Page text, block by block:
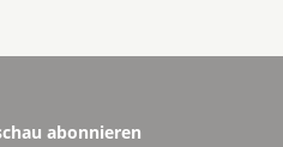
abonnieren